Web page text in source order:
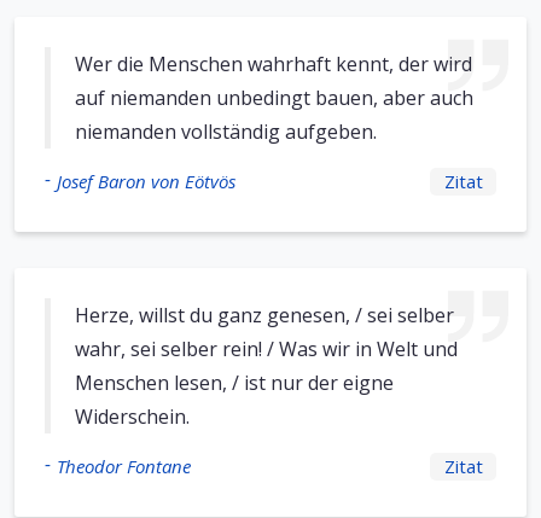
Wer die Menschen wahrhaft kennt, der wird
auf niemanden unbedingt bauen, aber auch
niemanden vollständig aufgeben.
- Josef Baron von Eötvös Zitat
Herze, willst du ganz genesen, / sei selber
wahr, sei selber rein! / Was wir in Welt und
Menschen lesen, / ist nur der eigne
Widerschein.
- Theodor Fontane Zitat